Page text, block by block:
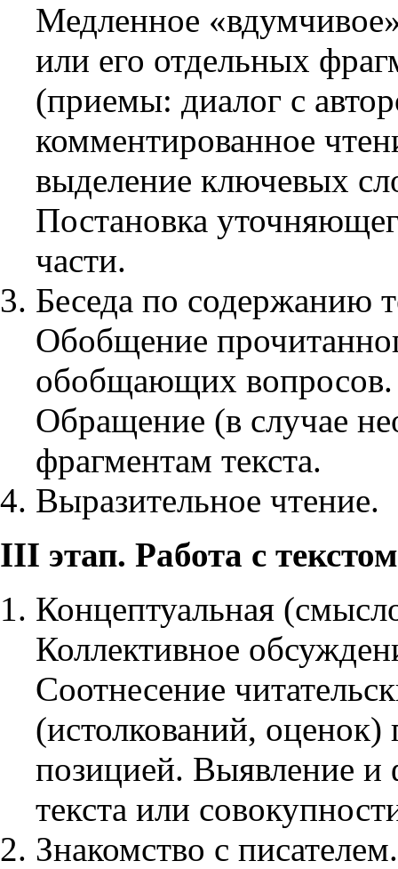
Медленное
или его отдельных
(приемы: диалог с
комментированное
выделение ключевых
Постановка
части.
Беседа по содержанию
Обобщение
обобщающих вопросов.
Обращение (в случае
фрагментам текста.
Выразительное чтение.
III этап. Работа с
Концептуальная
Коллективное
Соотнесение
(истолкований, оценок)
позицией. Выявление и
текста или
Знакомство с